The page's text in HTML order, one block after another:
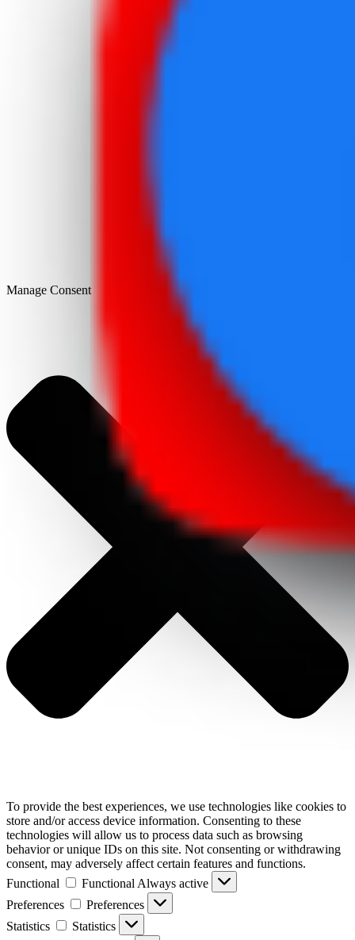
Manage Consent
To provide the best experiences, we use technologies like cookies to
store and/or access device information. Consenting to these
technologies will allow us to process data such as browsing
behavior or unique IDs on this site. Not consenting or withdrawing
consent, may adversely affect certain features and functions.
Functional
Functional Always active
Preferences
Preferences
Statistics
Statistics